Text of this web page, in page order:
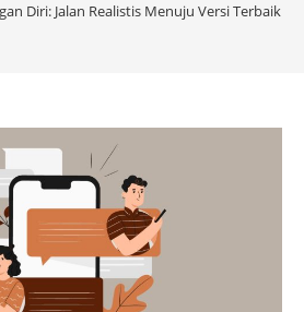
Diri: Jalan Realistis Menuju Versi Terbaik